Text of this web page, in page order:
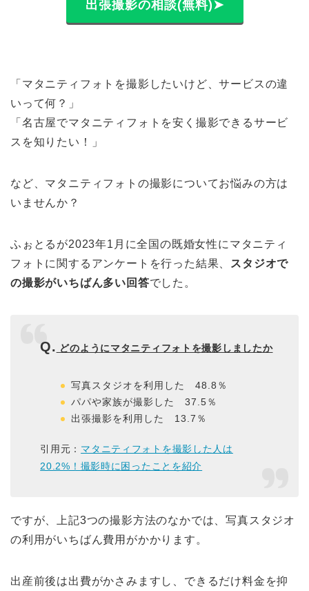
出張撮影の相談(無料)➤
「マタニティフォトを撮影したいけど、サービスの違
いって何？」
「名古屋でマタニティフォトを安く撮影できるサービ
スを知りたい！」
など、マタニティフォトの撮影についてお悩みの方は
いませんか？
ふぉとるが2023年1月に全国の既婚女性にマタニティ
フォトに関するアンケートを行った結果、
スタジオで
の撮影がいちばん多い回答でした。
Q. どのようにマタニティフォトを撮影しましたか
写真スタジオを利用した 48.8％
パパや家族が撮影した 37.5％
出張撮影を利用した 13.7％
引用元： マタニティフォトを撮影した人は
20.2%！撮影時に困ったことを紹介
ですが、上記3つの撮影方法のなかでは、写真スタジオ
の利用がいちばん費用がかかります。
出産前後は出費がかさみますし、できるだけ料金を抑